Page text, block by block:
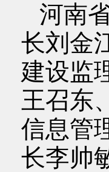
河南
长刘金
建设监
王召东
信息管
长李帅